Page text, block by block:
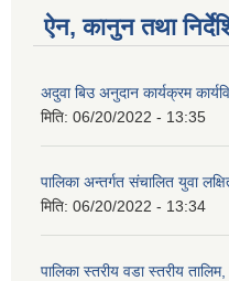
ऐन, कानुन तथा
अदुवा बिउ अनुदान कार्यक्रम
मिति: 06/20/2022 - 13:35
पालिका अन्तर्गत संचालित युवा
मिति: 06/20/2022 - 13:34
पालिका स्तरीय वडा स्तरीय